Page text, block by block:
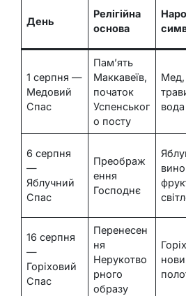
День
Релігійна
основа
1 серпня —
Медовий
Спас
Пам’ять
Маккавеїв,
початок
Успенськог
о посту
Мед,
вода
6 серпня
—
Яблучний
Спас
Преображ
ення
Господнє
16 серпня
—
Горіховий
Спас
Перенесен
ня
Нерукотво
рного
образу